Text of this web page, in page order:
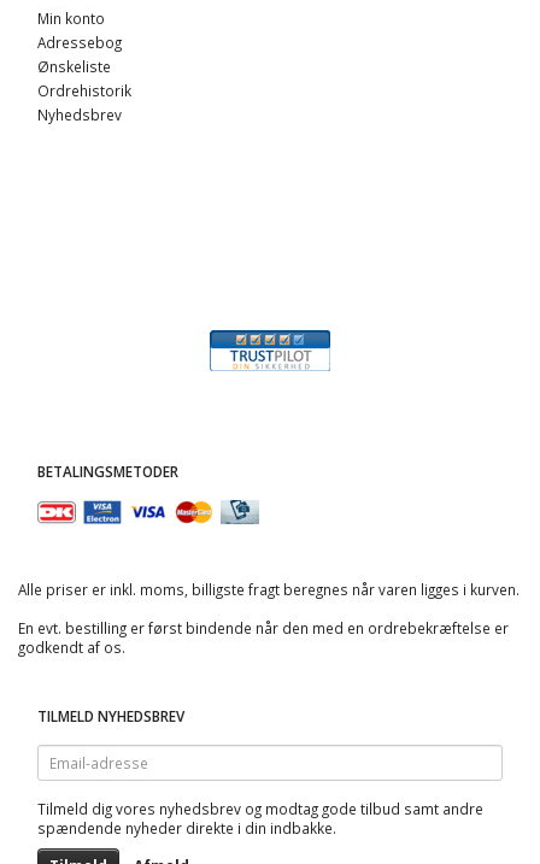
Min konto
Adressebog
Ønskeliste
Ordrehistorik
Nyhedsbrev
BETALINGSMETODER
Alle priser er inkl. moms, billigste fragt beregnes når varen ligges i kurven.
En evt. bestilling er først bindende når den med en ordrebekræftelse er
godkendt af os.
TILMELD NYHEDSBREV
Email-
adresse
Tilmeld dig vores nyhedsbrev og modtag gode tilbud samt andre
spændende nyheder direkte i din indbakke.